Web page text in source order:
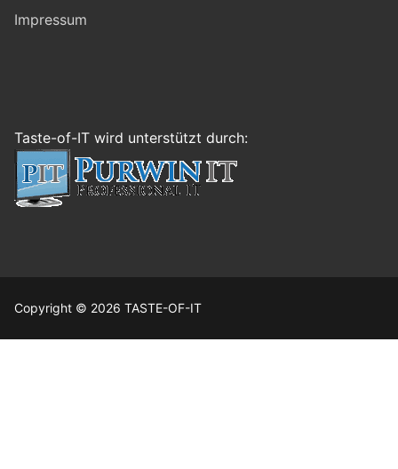
Impressum
Taste-of-IT wird unterstützt durch:
Copyright © 2026 TASTE-OF-IT